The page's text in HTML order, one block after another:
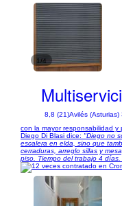
1/4
8,8 (21)Avilés (Asturias)
con la mayor responsabilidad
Diego Di Blasi dice: "Diego no
escalera en elda, sino que
cerraduras, arreglo sillas y
piso. Tiempo del trabajo 4